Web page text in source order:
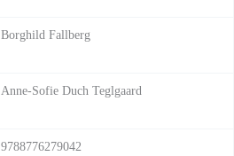
Borghild Fallberg
Anne-Sofie Duch Teglgaard
9788776279042